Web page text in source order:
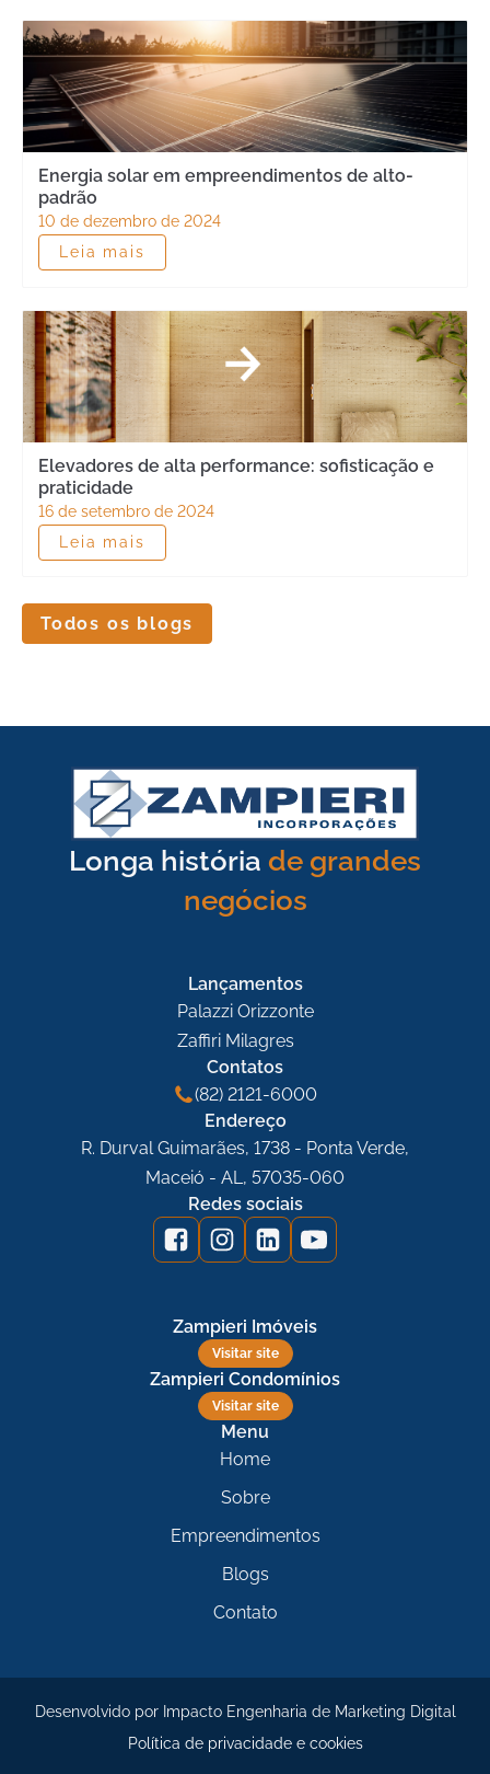
Energia solar em empreendimentos de alto-
padrão
10 de dezembro de 2024
Leia mais
Elevadores de alta performance: sofisticação e
praticidade
16 de setembro de 2024
Leia mais
Todos os blogs
Longa história de grandes
negócios
Lançamentos
Palazzi Orizzonte
Zaffiri Milagres
Contatos
(82) 2121-6000
Endereço
R. Durval Guimarães, 1738 - Ponta Verde,
Maceió - AL, 57035-060
Redes sociais
Zampieri Imóveis
Visitar site
Zampieri Condomínios
Visitar site
Menu
Home
Sobre
Empreendimentos
Blogs
Contato
Desenvolvido por Impacto Engenharia de Marketing Digital
Política de privacidade e cookies